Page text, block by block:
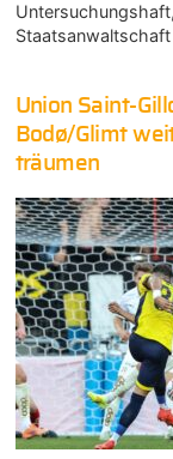
Union Saint-
Bodø/Glimt
träumen